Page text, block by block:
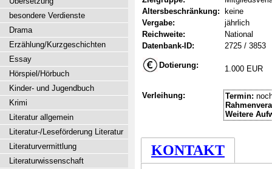
Altersbeschränkung:
keine
Vergabe:
jährlich
Reichweite:
National
Datenbank-ID:
2725 / 3853
Dotierung: 1.000 EUR
Verleihung: Termin:
Weitere
KONTAKT
besondere Verdienste
Drama
Erzählung/Kurzgeschichten
Essay
Hörspiel/Hörbuch
Kinder- und Jugendbuch
Krimi
Literatur allgemein
Literatur-/Leseförderung Literatur
Literaturvermittlung
Literaturwissenschaft